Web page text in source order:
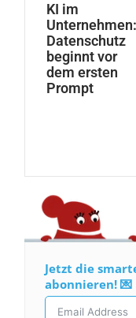
KI im
Unternehmen:
Datenschutz
beginnt vor
dem ersten
Prompt
Jetzt die
abonnieren! 💌